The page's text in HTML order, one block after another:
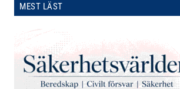
MEST LÄST